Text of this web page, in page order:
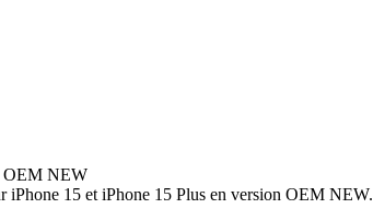
OEM NEW
iPhone 15 et iPhone 15 Plus en version OEM NEW.